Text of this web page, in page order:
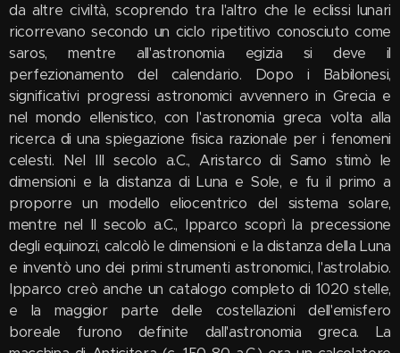
da altre civiltà, scoprendo tra l'altro che le eclissi lunari
ricorrevano secondo un ciclo ripetitivo conosciuto come
saros, mentre all'astronomia egizia si deve il
perfezionamento del calendario. Dopo i Babilonesi,
significativi progressi astronomici avvennero in Grecia e
nel mondo ellenistico, con l'astronomia greca volta alla
ricerca di una spiegazione fisica razionale per i fenomeni
celesti. Nel III secolo a.C., Aristarco di Samo stimò le
dimensioni e la distanza di Luna e Sole, e fu il primo a
proporre un modello eliocentrico del sistema solare,
mentre nel II secolo a.C., Ipparco scoprì la precessione
degli equinozi, calcolò le dimensioni e la distanza della Luna
e inventò uno dei primi strumenti astronomici, l'astrolabio.
Ipparco creò anche un catalogo completo di 1020 stelle,
e la maggior parte delle costellazioni dell'emisfero
boreale furono definite dall'astronomia greca. La